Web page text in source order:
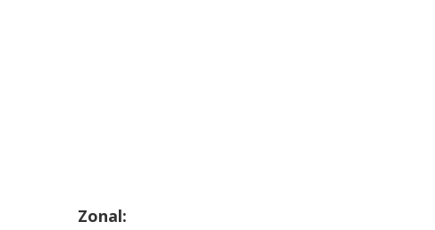
Zonal: